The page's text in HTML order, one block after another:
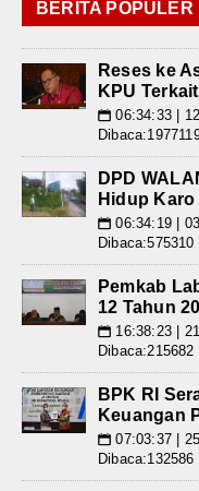
BERITA POPULER
Reses ke
KPU
📅 06:34:33 |
DPD
Hidup Karo
📅 06:34:19 |
Dibaca:575310
Pemkab
12 Tahun
📅 16:38:23 |
Dibaca:215682
BPK RI
Keuangan
📅 07:03:37 |
Dibaca:132586